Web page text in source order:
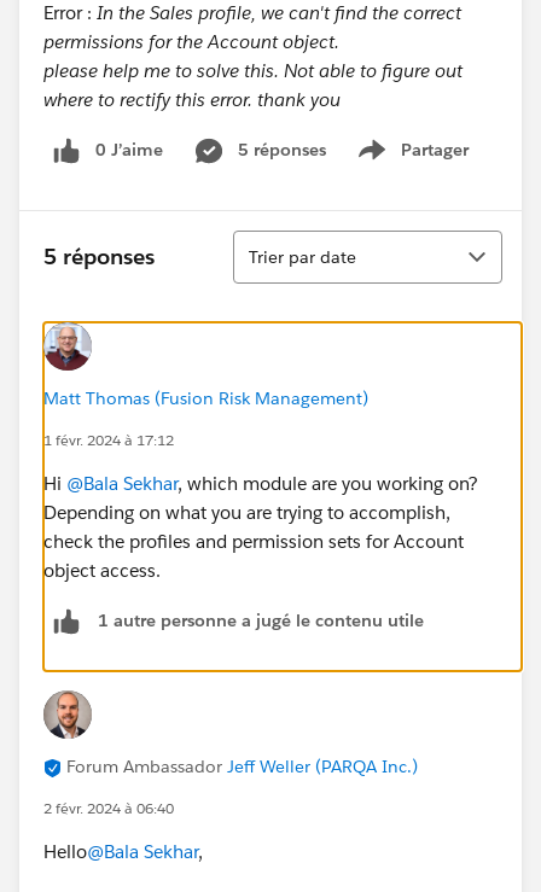
Error : In the Sales profile, we can't find the correct
permissions for the Account object.
please help me to solve this. Not able to figure out
where to rectify this error. thank you
0 J’aime 5 réponses Partager
Show menu
5 réponses
Tri
Trier par date
Matt Thomas (Fusion Risk Management)
1 févr. 2024 à 17:12
Hi @Bala Sekhar, which module are you working on?
Depending on what you are trying to accomplish,
check the profiles and permission sets for Account
object access.
1 autre personne a jugé le contenu utile
Forum Ambassador Jeff Weller (PARQA Inc.)
2 févr. 2024 à 06:40
Hello@Bala Sekhar,